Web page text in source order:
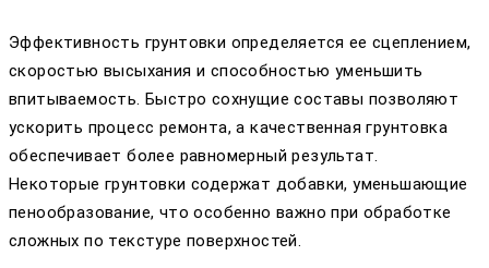
Эффективность грунтовки определяется ее сцеплением,
скоростью высыхания и способностью уменьшить
впитываемость. Быстро сохнущие составы позволяют
ускорить процесс ремонта, а качественная грунтовка
обеспечивает более равномерный результат.
Некоторые грунтовки содержат добавки, уменьшающие
пенообразование, что особенно важно при обработке
сложных по текстуре поверхностей.